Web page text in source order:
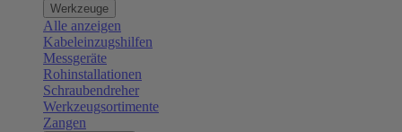
Werkzeuge
Alle anzeigen
Kabeleinzugshilfen
Messgeräte
Rohinstallationen
Schraubendreher
Werkzeugsortimente
Zangen